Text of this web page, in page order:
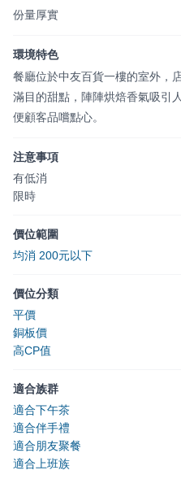
份量厚實
環境特色
餐廳位於中友百貨一樓的室外，
滿目的甜點，陣陣烘焙香氣吸引
便顧客品嚐點心。
注意事項
有低消
限時
價位範圍
均消 200元以下
價位分類
平價
銅板價
高CP值
適合族群
適合下午茶
適合伴手禮
適合朋友聚餐
適合上班族